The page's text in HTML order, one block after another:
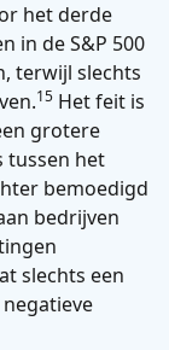
het derde
in de S&P 500
terwijl slechts
15 Het feit is
grotere
tussen het
bemoedigd
bedrijven
slechts een